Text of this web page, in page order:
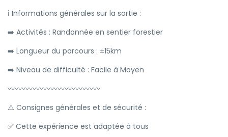
ℹ️ Informations générales sur la sortie :
➡️ Activités : Randonnée en sentier forestier
➡️ Longueur du parcours : ±15km
➡️ Niveau de difficulté : Facile à Moyen
〰️〰️〰️〰️〰️〰️〰️〰️〰️〰️〰️〰️〰️
⚠️ Consignes générales et de sécurité :
✅ Cette expérience est adaptée à tous